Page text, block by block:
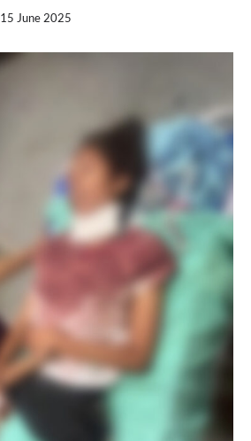
15 June 2025